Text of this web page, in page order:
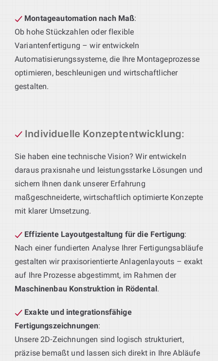
Montageautomation nach Maß:
Ob hohe Stückzahlen oder flexible
Variantenfertigung – wir entwickeln
Automatisierungssysteme, die Ihre Montageprozesse
optimieren, beschleunigen und wirtschaftlicher
gestalten.
Individuelle Konzeptentwicklung:
Sie haben eine technische Vision? Wir entwickeln
daraus praxisnahe und leistungsstarke Lösungen und
sichern Ihnen dank unserer Erfahrung
maßgeschneiderte, wirtschaftlich optimierte Konzepte
mit klarer Umsetzung.
Effiziente Layoutgestaltung für die Fertigung:
Nach einer fundierten Analyse Ihrer Fertigungsabläufe
gestalten wir praxisorientierte Anlagenlayouts – exakt
auf Ihre Prozesse abgestimmt, im Rahmen der
Maschinenbau Konstruktion in Rödental.
Exakte und integrationsfähige
Fertigungszeichnungen:
Unsere 2D-Zeichnungen sind logisch strukturiert,
präzise bemaßt und lassen sich direkt in Ihre Abläufe